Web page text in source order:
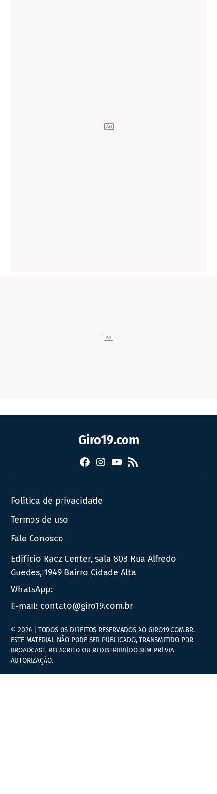
Giro19.com
FacebookInstagram
YouTube
RSS
Política de privacidade
Termos de uso
Fale Conosco
Edifício Racz Center, sala 808 Rua Alfredo
Guedes, 1949 Bairro Cidade Alta
WhatsApp:
E-mail: contato@giro19.com.br
© 2026 | TODOS OS DIREITOS RESERVADOS AO GIRO19.COM.BR.
ESTE MATERIAL NÃO PODE SER PUBLICADO, TRANSMITIDO POR
BROADCAST, REESCRITO OU REDISTRIBUÍDO SEM PRÉVIA
AUTORIZAÇÃO.